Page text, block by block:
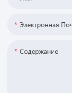
Электронная
Содержание